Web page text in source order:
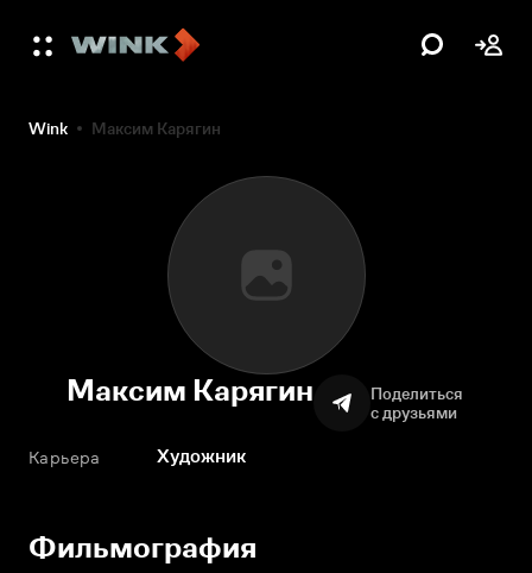
Wink Максим Карягин
Максим Карягин
Поделиться
с друзьями
Карьера Художник
Фильмография